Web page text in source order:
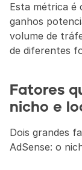
Esta métrica é
ganhos
volume de
de diferentes
Fatores
nicho e
Dois grandes
AdSense: o